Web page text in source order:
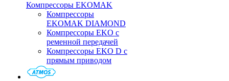
Компрессоры EKOMAK
Компрессоры
EKOMAK DIAMOND
Компрессоры EKO c
ременной передачей
Компрессоры EKO D с
прямым приводом